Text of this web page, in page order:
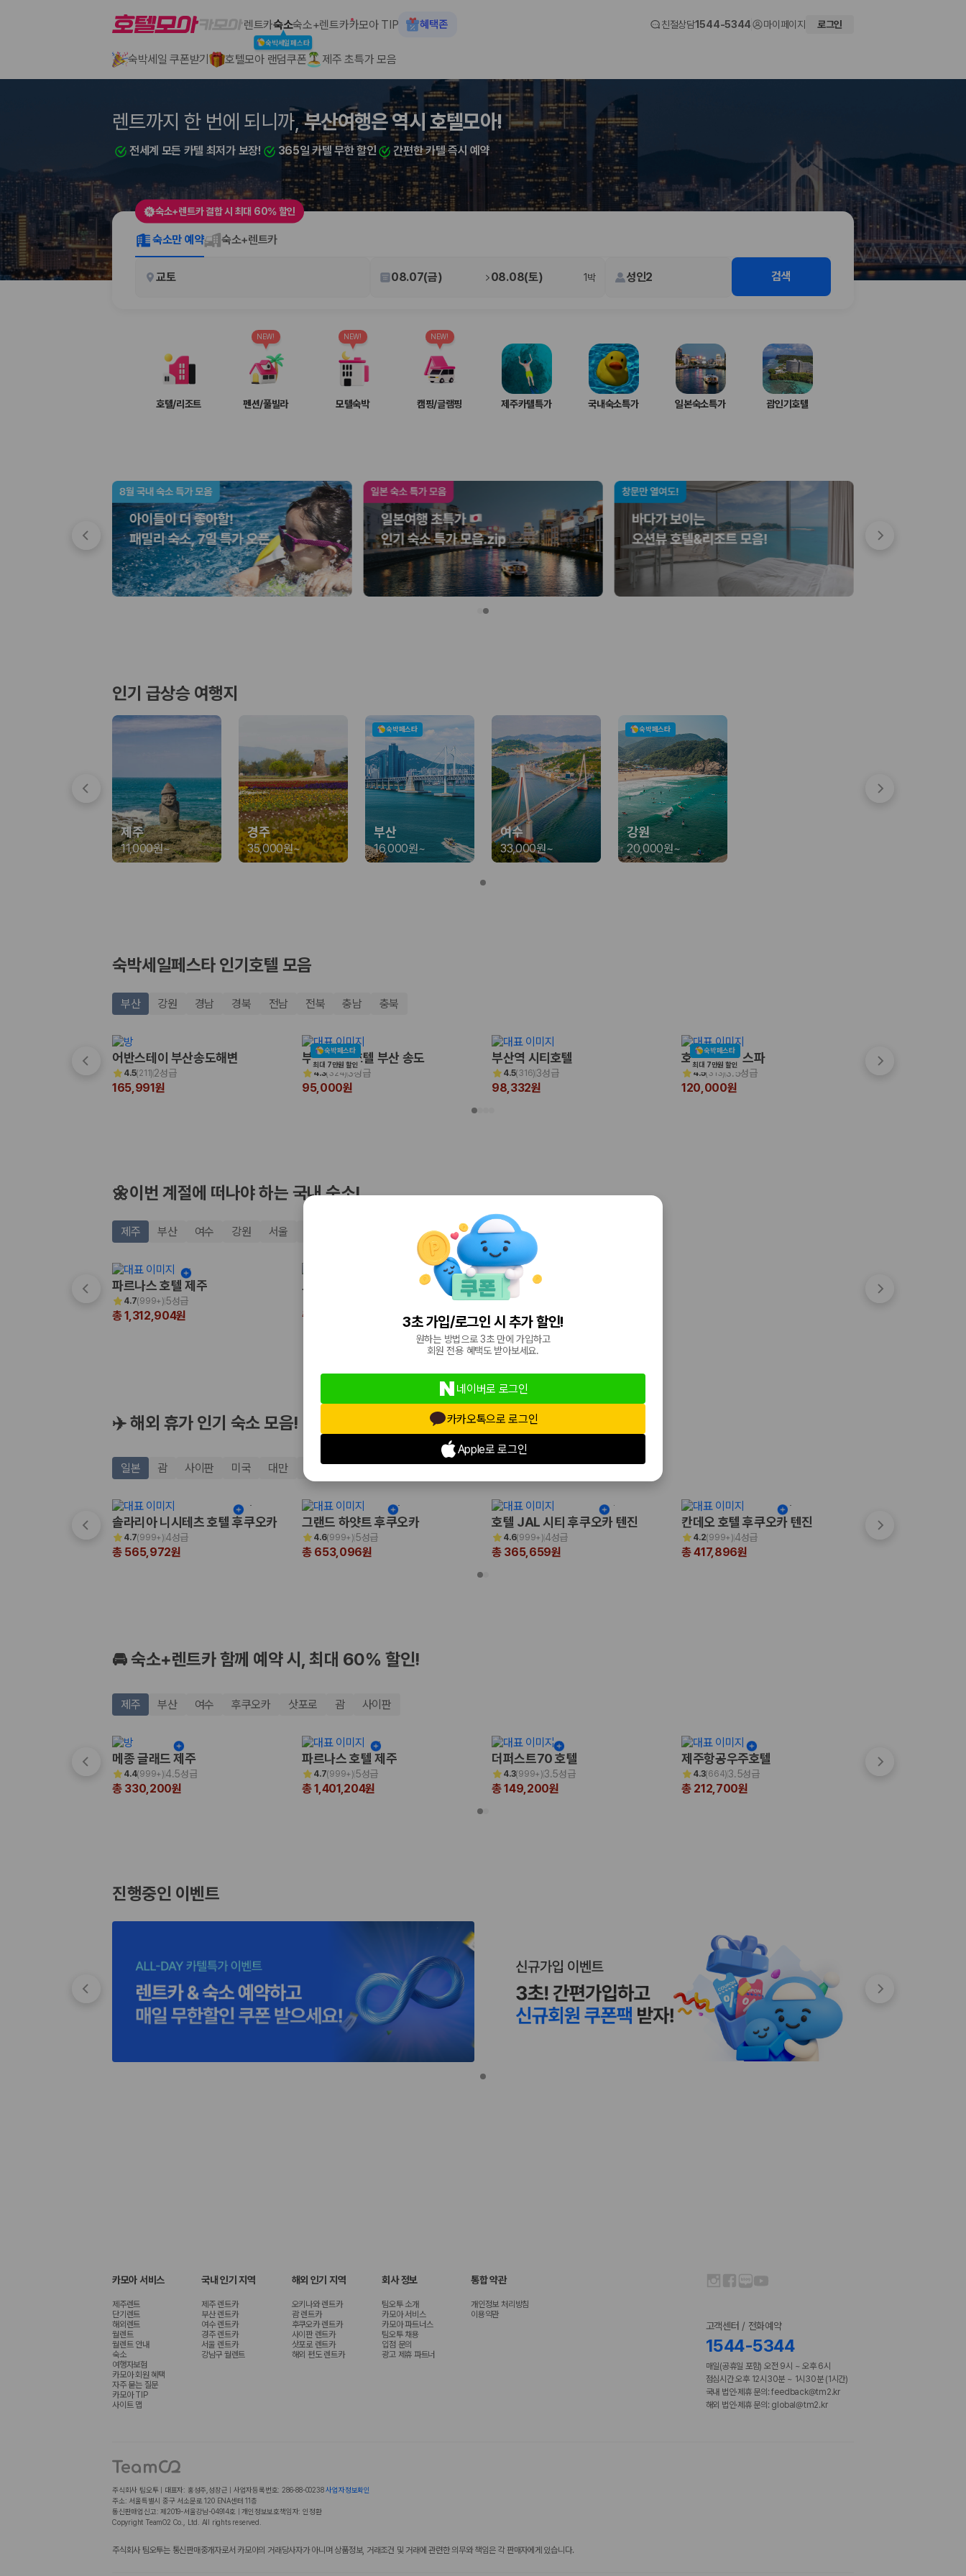
2000만 이용고객이 선택한 제주 렌트카 가격비교 플랫폼
제주렌트카 가격비교는 카모아에서 한 번에
제주도 렌트카는 업체마다 차량 가격, 보험 조건, 면책금, 보상 한도, 인수 장소, 취소 규정이 다릅니다. 카모아는 여러 제주 렌트카 업체의 조건을 한 화면에서 비교해 사용자가 자신의 일정과 예산에 맞는 차량을 선택할 수 있도
일반자차, 완전자차, 슈퍼자차의 면책금과 보상 한도를 비교합니다.
셔틀 이동, 인수 위치, 반납 편의성을 함께 확인합니다.
비교 후 원하는 차량을 바로 예약할 수 있습니다.
제주렌트카 최저가는 차량 기본요금만으로 판단하기 어렵습니다. 보험 포함 여부, 면책금, 보상 한도, 옵션 비용, 취소 수수료를 함께 확인해야 실제로 저렴한 차량을 고를 수 있습니다.
2. 보험 조건은 가격만큼 중요합니다
완전자차와 슈퍼자차는 업체별 보장 범위가 다를 수 있습니다. 카모아에서는 제주 렌트카 가격과 함께 보험 조건을 비교해 여행 스타일에 맞는 보장 수준을 선택할 수 있습니다.
3. 제주공항 접근성과 셔틀 조건을 함께 확인하세요
제주 렌트카는 차량 인수 위치와 셔틀 편의성에 따라 실제 이용 만족도가 달라집니다. 공항에서 렌트카 사무실까지의 이동 조건을 가격과 함께 비교하는 것이 좋습니다.
커플·친구 여행에서 많이 선택되며 가격과 승차감의 균형이 좋은 차종입니다.
가족 여행, 짐이 많은 여행, 장거리 이동에 적합하며 보험 조건과 차량 연식을 함께 비교하는 것이 좋습니다.
단체 여행이나 4인 이상 가족 여행에 적합하며 인원수, 짐 공간, 보험 조건을 함께 확인해야 합니다.
제주렌트카 보험까지 비교해야 진짜 가격비교입니다
동일한 차량이라도 보험 조건에 따라 실제 부담 금액이 달라질 수 있습니다. 카모아는 제주 렌트카 가격뿐 아니라 일반자차, 완전자차, 슈퍼자차 조건을 함께 확인할 수 있도록 돕습니다.
사고 발생 시 일정 금액의 면책금이 발생할 수 있습니다.
보상 한도 내에서 면책금 부담이 줄어드는 보험 조건입니다.
제주렌트카 가격비교 자주 묻는 질문
Q. 가족 여행에는 어떤 제주 렌트카를 비교해야 하나요?
제주렌트카 가격비교 주요 링크
국내 렌트카 가격비교
해외 렌트카 가격비교
렌트카숙소
숙박세일페스타
숙소+렌트카카모아 TIP 혜택존 친절상담1544-5344 마이페이지 로그인
숙박세일 쿠폰받기 호텔모아 랜덤쿠폰 제주 초특가 모음
렌트까지 한 번에 되니까,부산여행은 역시 호텔모아!
전세계 모든 카텔 최저가 보장! 365일 카텔 무한 할인 간편한 카텔 즉시 예약
숙소+렌트카 결합 시 최대 60% 할인
숙소만 예약 숙소+렌트카
교토 08.07(금) 08.08(토) 1박 성인2 검색
호텔/리조트 펜션/풀빌라
NEW!
모텔숙박
NEW!
캠핑/글램핑
NEW!
제주카텔특가 국내숙소특가 일본숙소특가 괌인기호텔
인기 급상승 여행지
제주
11,000원~
경주
35,000원~
숙박페스타
부산
16,000원~
여수
33,000원~
숙박페스타
강원
20,000원~
숙박세일페스타 인기호텔 모음
부산 강원 경남 경북 전남 전북 충남 충북
어반스테이 부산송도해변
4.5(211) 2성급
165,991원
숙박페스타
최대 7만원 할인
부산 비치 호텔 부산 송도
4.3( 324)3성급
95,000원
부산역 시티호텔
4.5(316) 3성급
98,332원
숙박페스타
최대 7만원 할인
호텔포레 더 스파
4.5( 313)3.5성급
120,000원
최대 7만원 할인
시타딘커넥트호
🌼이번 계절에 떠나야 하는 국내 숙소!
제주 부산 여수 강원 서울
파르나스 호텔 제주
4.7(999+)5성급
총 1,312,904원
노블피아 호텔
총 168,246원
✈️ 해외 휴가 인기 숙소 모음!
일본 괌 사이판 미국 대만 태국
솔라리아 니시테츠 호텔 후쿠오카
4.7(999+)4성급
총 565,972원
그랜드 하얏트 후쿠오카
4.6(999+)5성급
총 653,096원
호텔 JAL 시티 후쿠오카 텐진
4.6(999+)4성급
총 365,659원
칸데오 호텔 후쿠오카 텐진
4.2(999+)4성급
총 417,896원
쓰시마 그랜드 호텔
🚘 숙소+렌트카 함께 예약 시, 최대 60% 할인!
제주 부산 여수 후쿠오카 삿포로 괌 사이판
메종 글래드 제주
4.4(999+)4.5성급
총 330,200원
파르나스 호텔 제주
4.7(999+)5성급
총 1,401,204원
더퍼스트70 호텔
4.3(999+)3.5성급
총 149,200원
제주항공우주호텔
4.3(664) 3.5성급
총 212,700원
파크선샤인 제주
진행중인 이벤트
카모아 서비스
제주렌트
단기렌트
해외렌트
월렌트
월렌트 안내
숙소
여행자보험
카모아 회원 혜택
자주 묻는 질문
카모아 TIP
사이트 맵
국내 인기 지역
제주 렌트카
부산 렌트카
여수 렌트카
경주 렌트카
서울 렌트카
강남구 월렌트
해외 인기 지역
오키나와 렌트카
괌 렌트카
후쿠오카 렌트카
사이판 렌트카
삿포로 렌트카
해외 편도 렌트카
회사 정보
팀오투 소개
카모아 서비스
카모아 파트너스
팀오투 채용
입점 문의
광고 제휴 파트너
통합 약관
개인정보 처리방침
이용약관
고객센터 / 전화예약
1544-5344
매일(공휴일 포함) 오전 9시 ~ 오후 6시
점심시간 오후 12시30분 ~ 1시30분 (1시간)
국내 법인·제휴 문의: feedback@tm2.kr
해외 법인·제휴 문의: global@tm2.kr
주식회사 팀오투 | 대표자: 홍성주,성장근 | 사업자등록번호: 286-88-00238 사업자정보확인
주소: 서울특별시 중구 서소문로 120 ENA센터 11층
통신판매업신고: 제2019-서울강남-04914호 | 개인정보보호책임자: 인정환
Copyright TeamO2 Co., Ltd. All rights reserved.
주식회사 팀오투는 통신판매중개자로서 카모아의 거래당사자가 아니며 상품정보, 거래조건 및 거래에 관련한 의무와 책임은 각 판매자에게 있습니다.
3초 가입/로그인 시 추가 할인!
원하는 방법으로 3초 만에 가입하고
회원 전용 혜택도 받아보세요.
네이버로 로그인
카카오톡으로 로그인
Apple로 로그인